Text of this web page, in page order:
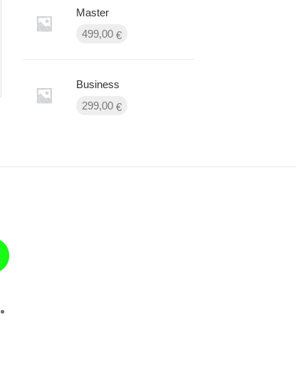
Master
499,00 €
Business
299,00 €